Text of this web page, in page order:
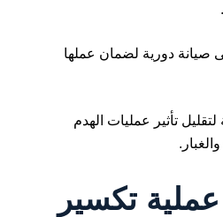
صيانة دورية لضمان عملها
لتقليل تأثير عمليات الهدم
تكسير